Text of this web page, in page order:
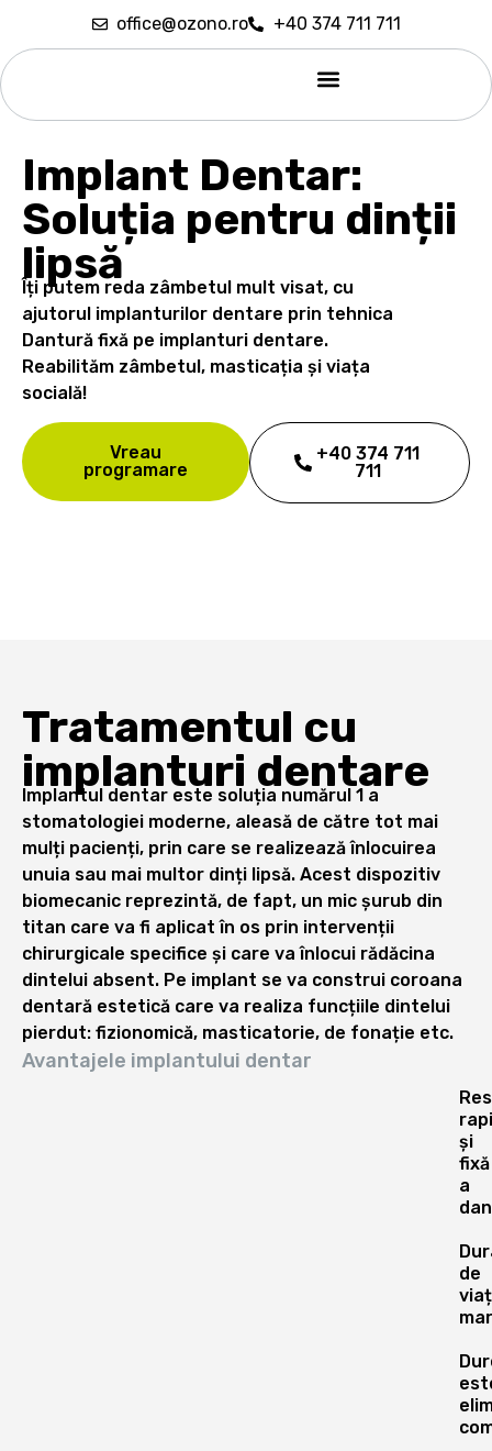
office@ozono.ro +40 374 711 711
Implant Dentar:
Soluția pentru dinții
lipsă
Îți putem reda zâmbetul mult visat, cu
ajutorul implanturilor dentare prin tehnica
Dantură fixă pe implanturi dentare.
Reabilităm zâmbetul, masticația și viața
socială!
Vreau
programare
+40 374 711
711
Tratamentul cu
implanturi dentare
Implantul dentar este soluția numărul 1 a
stomatologiei moderne, aleasă de către tot mai
mulți pacienți, prin care se realizează înlocuirea
unuia sau mai multor dinți lipsă. Acest dispozitiv
biomecanic reprezintă, de fapt, un mic șurub din
titan care va fi aplicat în os prin intervenții
chirurgicale specifice și care va înlocui rădăcina
dintelui absent. Pe implant se va construi coroana
dentară estetică care va realiza funcțiile dintelui
pierdut: fizionomică, masticatorie, de fonație etc.
Avantajele implantului dentar
și
fixă
a
de